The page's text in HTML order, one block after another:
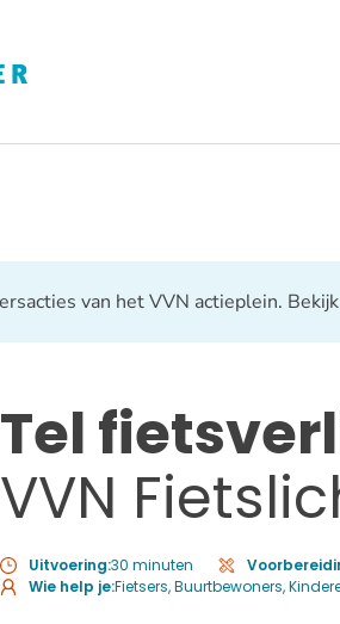
van het VVN actieplein.
Tel
VVN
Uitvoering:30 minuten
Wie help je:Fietsers Buurtbewoners